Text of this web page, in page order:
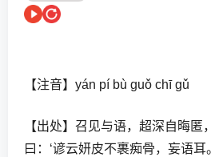
【注音】yán pí bù guǒ chī gǔ
【出处】召见与语，超深自晦匿
曰：‘谚云妍皮不裹痴骨，妄语